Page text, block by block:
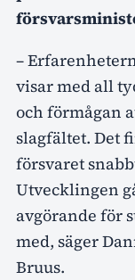
–
visar med all
och förmågan
slagfältet. Det
försvaret
Utvecklingen
avgörande för
med, säger
Bruus.